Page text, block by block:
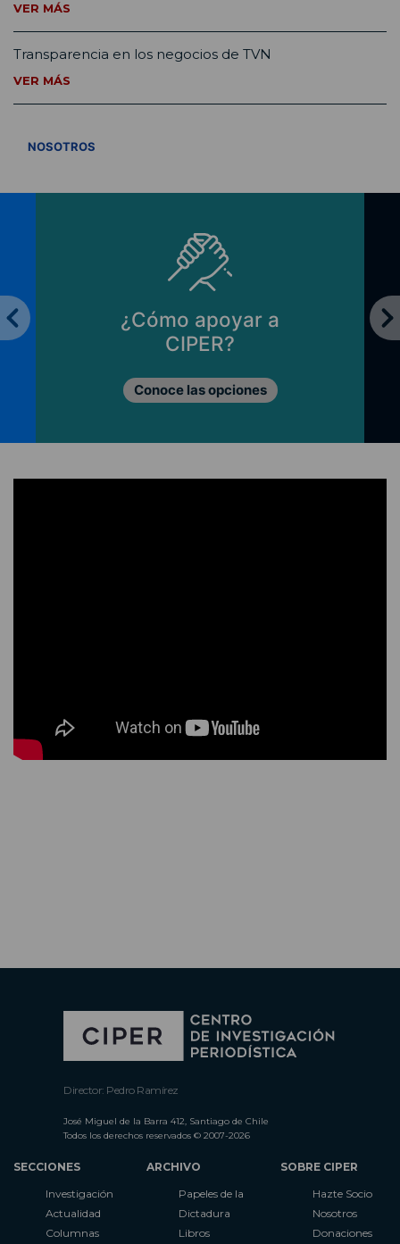
VER MÁS
Transparencia en los negocios de TVN
VER MÁS
NOSOTROS
¿Cómo apoyar a
CIPER?
Conoce las opciones
Director: Pedro Ramírez
José Miguel de la Barra 412, Santiago de Chile
Todos los derechos reservados © 2007-2026
SECCIONES
Investigación
Actualidad
Columnas
ARCHIVO
Papeles de la
Dictadura
Libros
SOBRE CIPER
Hazte Socio
Nosotros
Donaciones